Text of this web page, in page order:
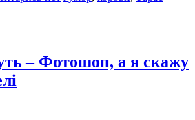
– Фотошоп, а я скажу